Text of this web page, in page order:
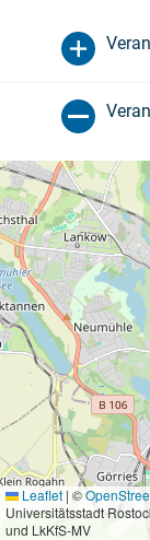
Leaflet | ©
Universitätsstadt
und LkKfS-MV